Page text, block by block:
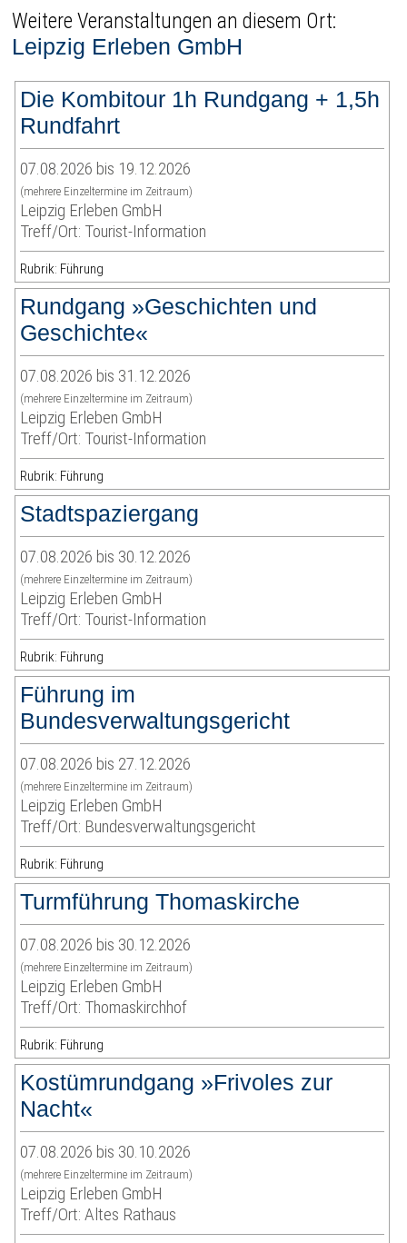
Weitere Veranstaltungen an diesem Ort:
Leipzig Erleben GmbH
Die Kombitour 1h Rundgang + 1,5h
Rundfahrt
07.08.2026 bis 19.12.2026
(mehrere Einzeltermine im Zeitraum)
Leipzig Erleben GmbH
Treff/Ort: Tourist-Information
Rubrik: Führung
Rundgang »Geschichten und
Geschichte«
07.08.2026 bis 31.12.2026
(mehrere Einzeltermine im Zeitraum)
Leipzig Erleben GmbH
Treff/Ort: Tourist-Information
Rubrik: Führung
Stadtspaziergang
07.08.2026 bis 30.12.2026
(mehrere Einzeltermine im Zeitraum)
Leipzig Erleben GmbH
Treff/Ort: Tourist-Information
Rubrik: Führung
Führung im
Bundesverwaltungsgericht
07.08.2026 bis 27.12.2026
(mehrere Einzeltermine im Zeitraum)
Leipzig Erleben GmbH
Treff/Ort: Bundesverwaltungsgericht
Rubrik: Führung
Turmführung Thomaskirche
07.08.2026 bis 30.12.2026
(mehrere Einzeltermine im Zeitraum)
Leipzig Erleben GmbH
Treff/Ort: Thomaskirchhof
Rubrik: Führung
Kostümrundgang »Frivoles zur
Nacht«
07.08.2026 bis 30.10.2026
(mehrere Einzeltermine im Zeitraum)
Leipzig Erleben GmbH
Treff/Ort: Altes Rathaus